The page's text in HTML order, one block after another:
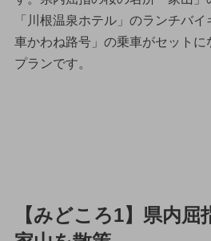
「川根温泉ホテル」のランチバ
車かわね路号」の乗車がセットに
プランです。
【みどころ1】県内屈